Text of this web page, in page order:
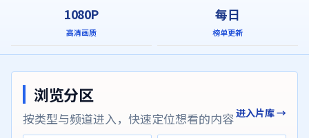
1080P
高清画质
每日
榜单更新
浏览分区
按类型与频道进入，快速定位想看的内容进入片库 →